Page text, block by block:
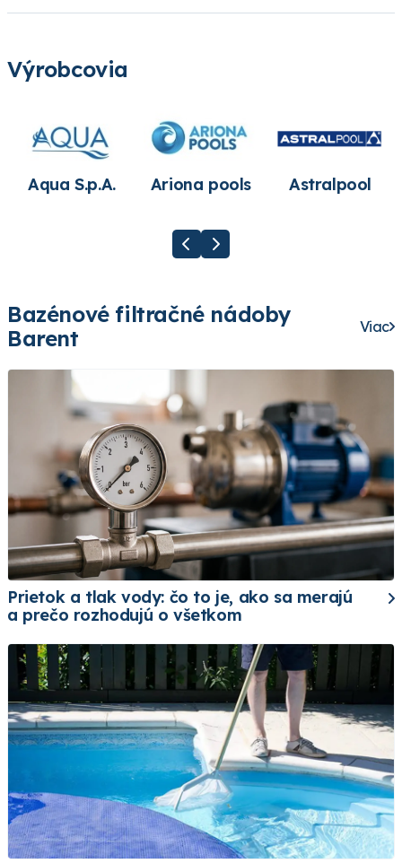
Výrobcovia
Aqua S.p.A. Ariona pools Astralpool
Bazénové filtračné nádoby
Barent
Viac
Prietok a tlak vody: čo to je, ako sa merajú
a prečo rozhodujú o všetkom